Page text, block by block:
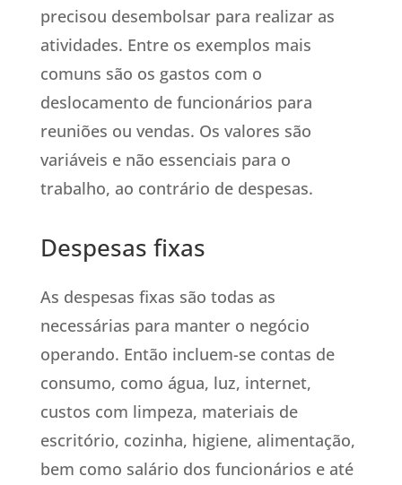
precisou desembolsar para realizar as
atividades. Entre os exemplos mais
comuns são os gastos com o
deslocamento de funcionários para
reuniões ou vendas. Os valores são
variáveis e não essenciais para o
trabalho, ao contrário de despesas.
Despesas fixas
As despesas fixas são todas as
necessárias para manter o negócio
operando. Então incluem-se contas de
consumo, como água, luz, internet,
custos com limpeza, materiais de
escritório, cozinha, higiene, alimentação,
bem como salário dos funcionários e até